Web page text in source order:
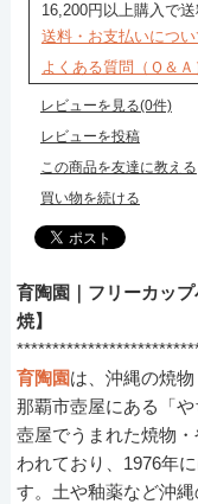
16,200円以上購入で
送料・お支払いについ
よくある質問（Ｑ＆Ａ
レビューを見る(0件)
レビューを投稿
この商品を友達に教える
買い物を続ける
育陶園｜フリーカッ
焼】
育陶園は、沖縄の焼物
那覇市壺屋にある「
壺屋でうまれた焼物
われており、1976年
す。土や釉薬など沖